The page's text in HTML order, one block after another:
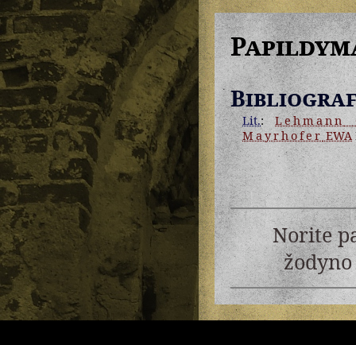
Lit.:Lehmann
MayrhoferEWA
Norite